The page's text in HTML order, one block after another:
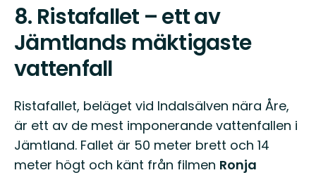
8. Ristafallet – ett av
Jämtlands mäktigaste
vattenfall
Ristafallet, beläget vid Indalsälven nära Åre,
är ett av de mest imponerande vattenfallen i
Jämtland. Fallet är 50 meter brett och 14
meter högt och känt från filmen Ronja